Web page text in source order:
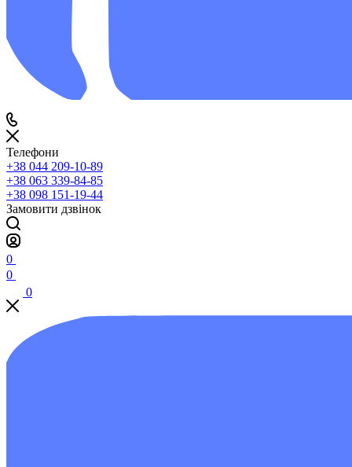
Телефони
+38 044 209-10-89
+38 063 339-84-85
+38 098 151-19-44
Замовити дзвінок
0
0
0